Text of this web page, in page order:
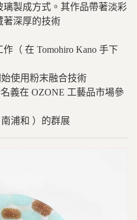
製成方式。其作品帶著淡彩
著深厚的技術
（ 在 Tomohiro Kano 手下
使用粉末融合技術
義在 OZONE 工藝品市場參
浦和 ）的群展